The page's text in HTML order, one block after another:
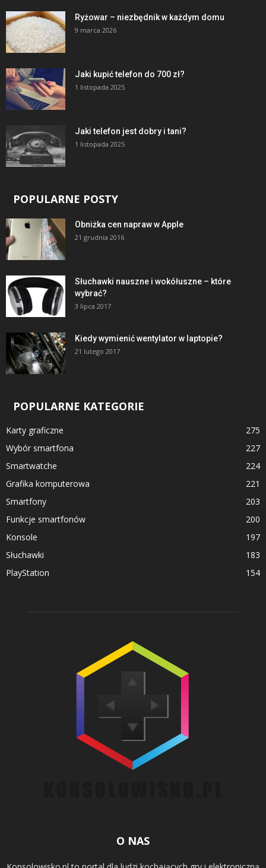
Ryżowar – niezbędnik w każdym domu
9 marca 2026
Jaki kupić telefon do 700 zł?
1 listopada 2025
Jaki telefon jest dobry i tani?
1 listopada 2025
POPULARNE POSTY
Obniżka cen napraw w Apple
21 grudnia 2016
Słuchawki nauszne i wokółuszne – które
wybrać?
3 lipca 2017
Kiedy wymienić wentylator w laptopie?
21 lutego 2017
POPULARNE KATEGORIE
Karty graficzne
275
Wybór smartfona
227
Smartwatche
224
Grafika komputerowa
221
Smartfony
203
Funkcje smartfonów
200
Konsole
197
Słuchawki
183
PlayStation
154
O NAS